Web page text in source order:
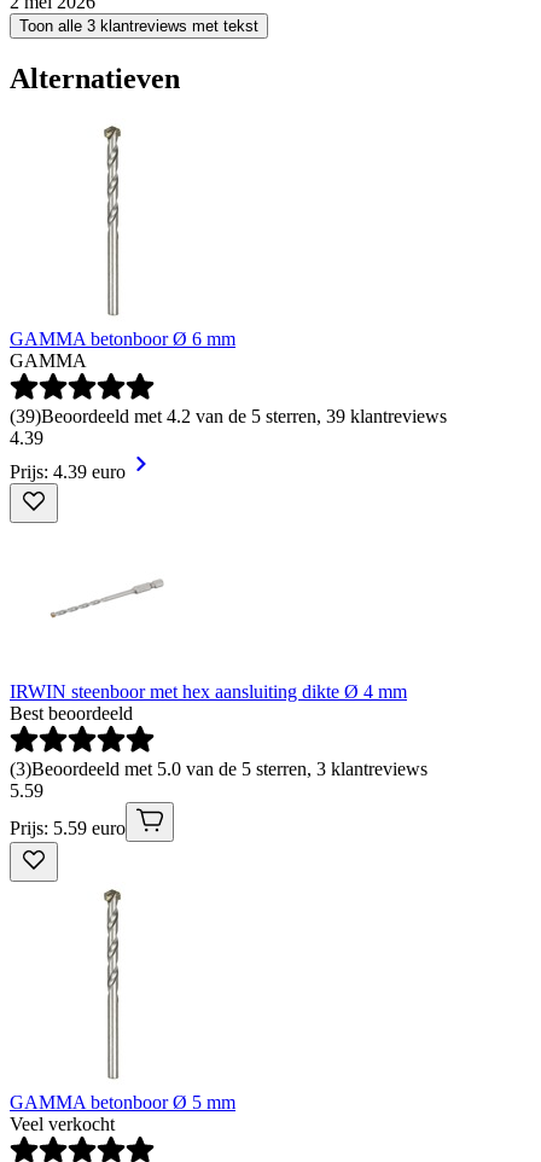
Toon alle 3 klantreviews met tekst
Alternatieven
GAMMA betonboor Ø 6 mm
GAMMA
(39)Beoordeeld met 4.2 van de 5 sterren, 39 klantreviews
4.39
Prijs: 4.39 euro
IRWIN steenboor met hex aansluiting dikte Ø 4 mm
Best beoordeeld
(3)Beoordeeld met 5.0 van de 5 sterren, 3 klantreviews
5.59
Prijs: 5.59 euro
GAMMA betonboor Ø 5 mm
Veel verkocht